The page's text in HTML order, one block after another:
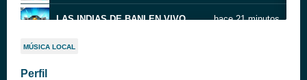
LAS INDIAS DE BANI EN VIVO hace 21 minutos
00 biensito gomez
MÚSICA LOCAL
Perfil